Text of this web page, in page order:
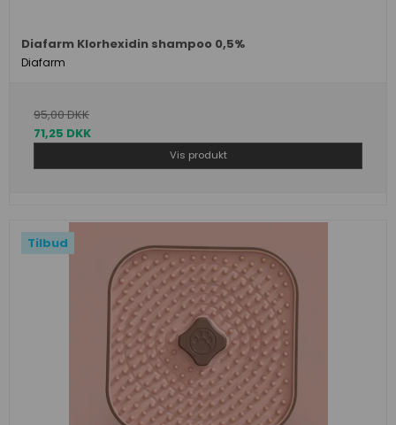
Diafarm Klorhexidin shampoo 0,5%
Diafarm
95,00 DKK
71,25 DKK
Vis produkt
Tilbud